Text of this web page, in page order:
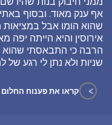
אף ענק מאוד. ובסוף
שהוא הומו אבל במציאות
אירוסין והיא הייתה יפה
שניות ולא נתן לי רגע של
> קראו את פענוח החלום